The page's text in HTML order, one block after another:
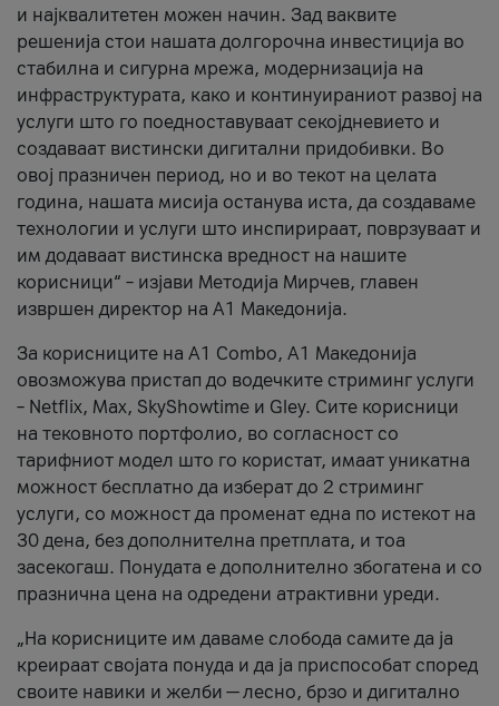
и најквалитетен можен начин. Зад ваквите
решенија стои нашата долгорочна инвестиција во
стабилна и сигурна мрежа, модернизација на
инфраструктурата, како и континуираниот развој на
услуги што го поедноставуваат секојдневието и
создаваат вистински дигитални придобивки. Во
овој празничен период, но и во текот на целата
година, нашата мисија останува иста, да создаваме
технологии и услуги што инспирираат, поврзуваат и
им додаваат вистинска вредност на нашите
корисници“ – изјави Методија Мирчев, главен
извршен директор на А1 Македонија.
За корисниците на A1 Combo, А1 Македонија
овозможува пристап до водечките стриминг услуги
– Netflix, Max, SkyShowtime и Gley. Сите корисници
на тековното портфолио, во согласност со
тарифниот модел што го користат, имаат уникатна
можност бесплатно да изберат до 2 стриминг
услуги, со можност да променат една по истекот на
30 дена, без дополнителна претплата, и тоа
засекогаш. Понудата е дополнително збогатена и со
празнична цена на одредени атрактивни уреди.
„На корисниците им даваме слобода самите да ја
креираат својата понуда и да ја приспособат според
своите навики и желби — лесно, брзо и дигитално